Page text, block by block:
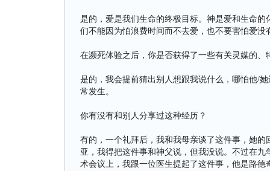
是的，爱是我们生命的终极目标。神是爱和生命
们不能因为怕浪费时间而不去爱，也不要害怕爱
在濒死体验之后，你是否获得了一些有关灵媒的、
是的，我会提前猜出别人想跟我说什么，哪怕他/
常发生。
你有没有和别人分享过这种经历？
有的，一个礼拜后，我和我母亲谈了这件事，她
亚，我得把这件事和神父说，但我没说。不过在
术会议上，我跟一位医生提起了这件事，他是路